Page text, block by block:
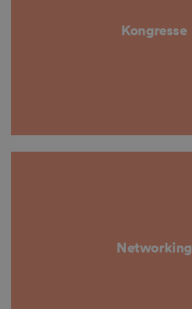
Kongresse
Networking